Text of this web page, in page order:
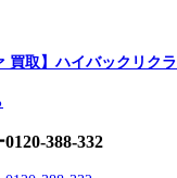
買取】ハイバックリク
388-332